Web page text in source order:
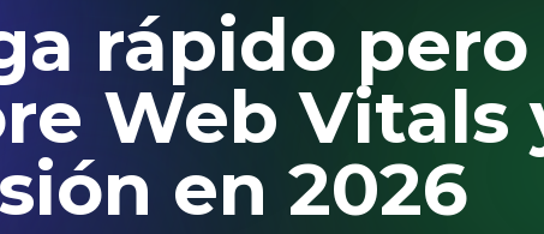
rápido
Web Vitals
en 2026